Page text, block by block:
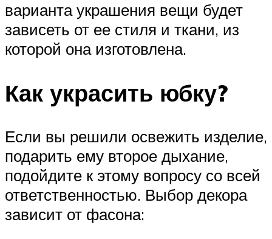
варианта украшения вещи будет
зависеть от ее стиля и ткани, из
которой она изготовлена.
Как украсить юбку?
Если вы решили освежить изделие,
подарить ему второе дыхание,
подойдите к этому вопросу со всей
ответственностью. Выбор декора
зависит от фасона: